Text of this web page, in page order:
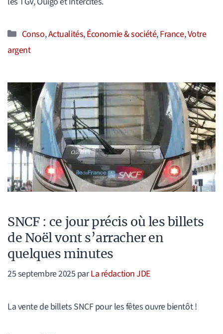
Catégories
Conso,Actualités,Économie & société,France,Votre
argent
SNCF : ce jour précis où les billets
de Noël vont s’arracher en
quelques minutes
25 septembre 2025 parLa rédaction JDE
La vente de billets SNCF pour les fêtes ouvre bientôt !